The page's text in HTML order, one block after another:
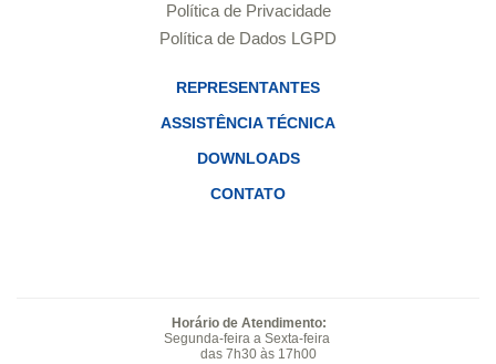
Política de Privacidade
Política de Dados LGPD
REPRESENTANTES
ASSISTÊNCIA TÉCNICA
DOWNLOADS
CONTATO
Horário de Atendimento:
Segunda-feira a Sexta-feira
das 7h30 às 17h00